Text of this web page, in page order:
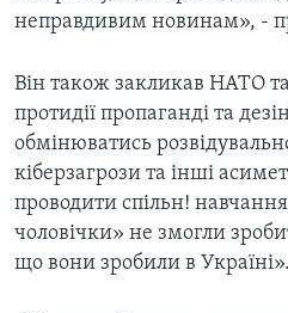
неправдивим новинам», -
Він також закликав НАТО
протидії пропаганді та
обмінюватись
кіберзагрози та інші
проводити спільн!
чоловічки» не змогли
що вони зробили в Україні».